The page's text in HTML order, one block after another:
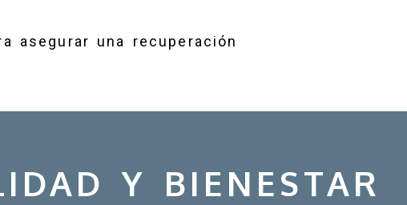
asegurar una recuperación
Y BIENESTAR